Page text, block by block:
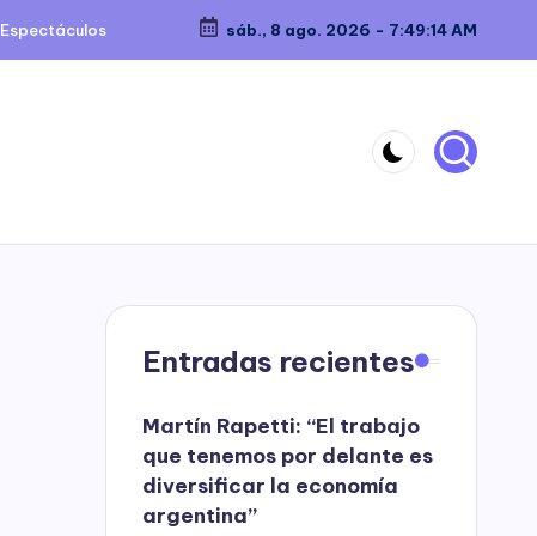
Espectáculos sáb., 8 ago. 2026 - 7:49:15 AM
Entradas recientes
Martín Rapetti: “El trabajo
que tenemos por delante es
diversificar la economía
argentina”